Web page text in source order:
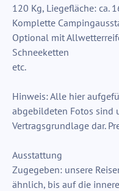
120 Kg, Liegefläche: ca.
Komplette
Optional mit
Schneeketten
etc.
Hinweis: Alle hier
abgebildeten Fotos sind
Vertragsgrundlage dar.
Ausstattung
Zugegeben: unsere
ähnlich, bis auf die